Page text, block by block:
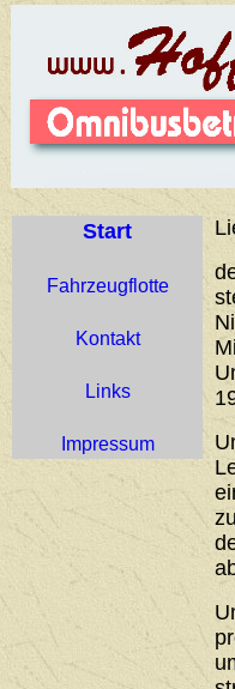
Start
Fahrzeugflotte
Kontakt
Links
Impressum